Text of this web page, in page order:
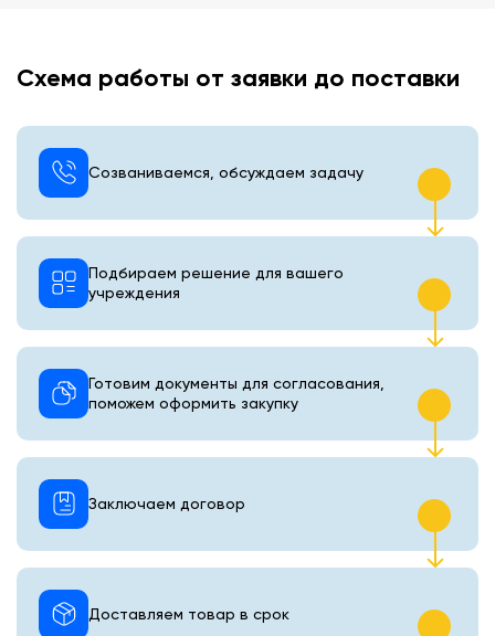
Схема работы от заявки до поставки
Созваниваемся, обсуждаем задачу
Подбираем решение для вашего
учреждения
Готовим документы для согласования,
поможем оформить закупку
Доставляем товар в срок
Заключаем договор